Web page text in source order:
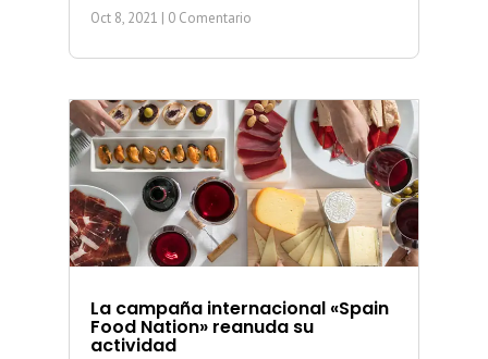
Oct 8, 2021 | 0 Comentario
La campaña internacional «Spain
Food Nation» reanuda su
actividad